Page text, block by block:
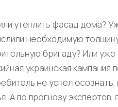
утеплить фасад дома?
необходимую
бригаду? Или
украинская
не успел
А по прогнозу